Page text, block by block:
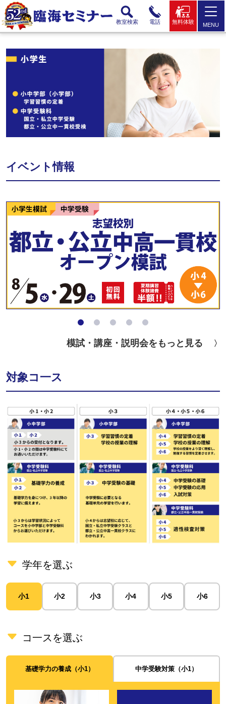
教室検索 電話 無料体験 MENU
イベント情報
模試・講座・説明会をもっと見る
対象コ一ス
学年を選ぶ
小1 小2 小3 小4 小5 小6
コ一スを選ぶ
基礎学力の養成（小1） 中学受験対策（小1）